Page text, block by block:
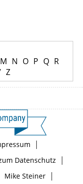
M N O P Q R
Z
|
Datenschutz |
Mike Steiner|